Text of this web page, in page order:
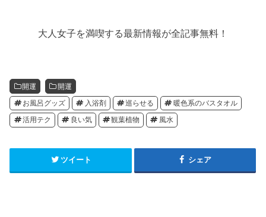
大人女子を満喫する最新情報が全記事無料！
開運 開運
お風呂グッズ 入浴剤 巡らせる 暖色系のバスタオル
活用テク 良い気 観葉植物 風水
ツイート シェア